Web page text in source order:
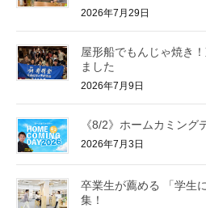
2026年7月29日
屋形船でもんじゃ焼き
ました
2026年7月9日
《8/2》ホームカミン
2026年7月3日
卒業生が薦める 「学生
集！